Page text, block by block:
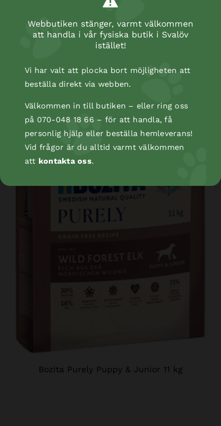
Bozita Purely Puppy & Junior 11 kg
Webbutiken stänger, varmt välkommen
att handla i vår fysiska butik i Svalöv
istället!
Vi har valt att plocka bort möjligheten att
beställa direkt via webben.
Välkommen in till butiken – eller ring oss
på 070-048 18 66 – för att handla, få
personlig hjälp eller beställa hemleverans!
Vid frågor är du alltid varmt välkommen
att kontakta oss.